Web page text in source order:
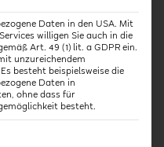
der nicht in
Abläufen endet?In
sprechen die
Petra Evanschitzky
desMünchener
geben spannende
prozessoffenen
ohne Inszenierung
Daten in den USA. Mit
willigen Sie auch in die
Art. 49 (1) lit. a GDPR ein.
unzureichendem
besteht beispielsweise die
Daten in
ohne dass für
besteht.
Gruppen, für die eine